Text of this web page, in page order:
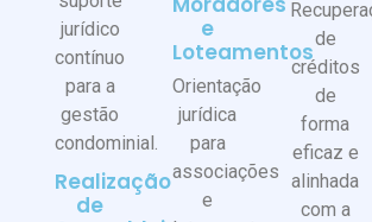
jurídico
contínuo
para a
gestão
condominial.
Realização
de
e
Loteamentos
Orientação
jurídica
para
associações
e
de
créditos
de
forma
eficaz e
alinhada
com a